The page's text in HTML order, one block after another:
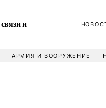
и
АРМИЯ И ВООРУЖЕНИЕ